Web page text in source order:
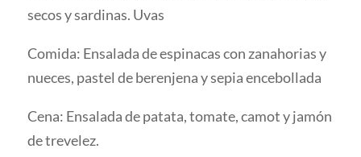
secos y sardinas. Uvas
Comida: Ensalada de espinacas con zanahorias y
nueces, pastel de berenjena y sepia encebollada
Cena: Ensalada de patata, tomate, camot y jamón
de trevelez.